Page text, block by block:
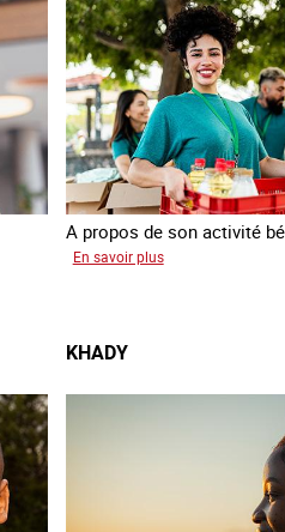
A propos de son activité
En savoir plussur
KHADY